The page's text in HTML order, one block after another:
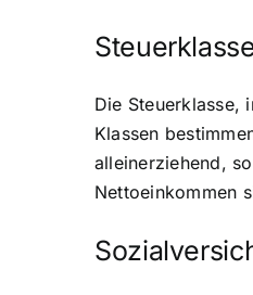
Die Steuerklasse,
Klassen
alleinerziehend,
Nettoeinkommen